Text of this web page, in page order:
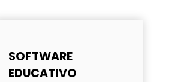
SOFTWARE
EDUCATIVO